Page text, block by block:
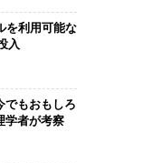
を利用可能な
入
でもおもしろ
学者が考察